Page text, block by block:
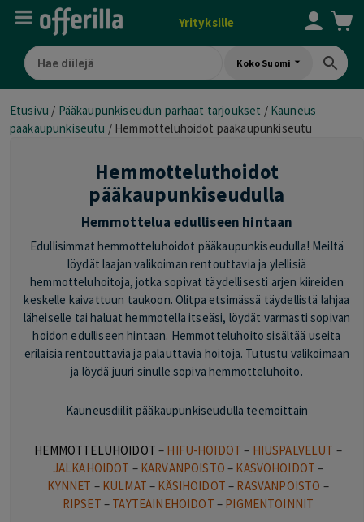
Yrityksille
Koko Suomi
Etusivu / Pääkaupunkiseudun parhaat tarjoukset / Kauneus
pääkaupunkiseutu /Hemmotteluhoidot pääkaupunkiseutu
Hemmotteluthoidot
pääkaupunkiseudulla
Hemmottelua edulliseen hintaan
Edullisimmat hemmotteluhoidot pääkaupunkiseudulla! Meiltä
löydät laajan valikoiman rentouttavia ja ylellisiä
hemmotteluhoitoja, jotka sopivat täydellisesti arjen kiireiden
keskelle kaivattuun taukoon. Olitpa etsimässä täydellistä lahjaa
läheiselle tai haluat hemmotella itseäsi, löydät varmasti sopivan
hoidon edulliseen hintaan. Hemmotteluhoito sisältää useita
erilaisia rentouttavia ja palauttavia hoitoja. Tutustu valikoimaan
ja löydä juuri sinulle sopiva hemmotteluhoito.
Kauneusdiilit pääkaupunkiseudulla teemoittain
HEMMOTTELUHOIDOT– HIFU-HOIDOT – HIUSPALVELUT –
JALKAHOIDOT – KARVANPOISTO – KASVOHOIDOT –
KYNNET – KULMAT – KÄSIHOIDOT – RASVANPOISTO –
RIPSET – TÄYTEAINEHOIDOT – PIGMENTOINNIT